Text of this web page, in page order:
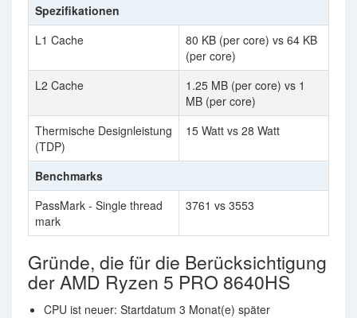
Spezifikationen
L1 Cache
80 KB (per core) vs 64 KB
(per core)
L2 Cache
1.25 MB (per core) vs 1
MB (per core)
Thermische Designleistung
(TDP)
15 Watt vs 28 Watt
Benchmarks
PassMark - Single thread
mark
3761 vs 3553
Gründe, die für die Berücksichtigung
der AMD Ryzen 5 PRO 8640HS
CPU ist neuer: Startdatum 3 Monat(e) später